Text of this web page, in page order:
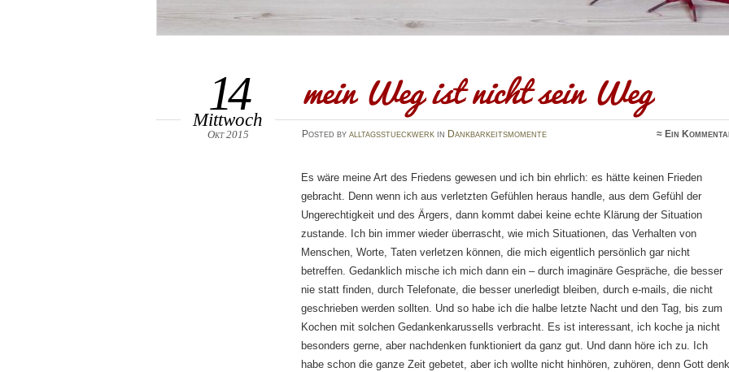
mein Weg ist nicht sein Weg
14
Mittwoch
Okt 2015 Posted by alltagsstueckwerkin Dankbarkeitsmomente ≈ Ein
Es wäre meine Art des Friedens gewesen und ich bin ehrlich: es hätte keinen Frieden
gebracht. Denn wenn ich aus verletzten Gefühlen heraus handle, aus dem Gefühl der
Ungerechtigkeit und des Ärgers, dann kommt dabei keine echte Klärung der Situation
zustande. Ich bin immer wieder überrascht, wie mich Situationen, das Verhalten von
Menschen, Worte, Taten verletzen können, die mich eigentlich persönlich gar nicht
betreffen. Gedanklich mische ich mich dann ein – durch imaginäre Gespräche, die besser
nie statt finden, durch Telefonate, die besser unerledigt bleiben, durch e-mails, die nicht
geschrieben werden sollten. Und so habe ich die halbe letzte Nacht und den Tag, bis zum
Kochen mit solchen Gedankenkarussells verbracht. Es ist interessant, ich koche ja nicht
besonders gerne, aber nachdenken funktioniert da ganz gut. Und dann höre ich zu. Ich
habe schon die ganze Zeit gebetet, aber ich wollte nicht hinhören, zuhören, denn Gott